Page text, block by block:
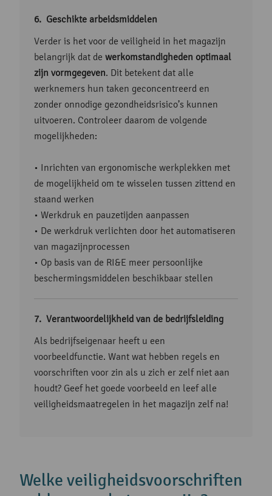
Geschikte arbeidsmiddelen
Verder is het voor de veiligheid in het magazijn
belangrijk dat de werkomstandigheden optimaal
zijn vormgegeven. Dit betekent dat alle
werknemers hun taken geconcentreerd en
zonder onnodige gezondheidsrisico’s kunnen
uitvoeren. Controleer daarom de volgende
mogelijkheden:
• Inrichten van ergonomische werkplekken met
de mogelijkheid om te wisselen tussen zittend en
staand werken
• Werkdruk en pauzetijden aanpassen
• De werkdruk verlichten door het automatiseren
van magazijnprocessen
• Op basis van de RI&E meer persoonlijke
beschermingsmiddelen beschikbaar stellen
Verantwoordelijkheid van de bedrijfsleiding
Als bedrijfseigenaar heeft u een
voorbeeldfunctie. Want wat hebben regels en
voorschriften voor zin als u zich er zelf niet aan
houdt? Geef het goede voorbeeld en leef alle
veiligheidsmaatregelen in het magazijn zelf na!
Welke veiligheidsvoorschriften